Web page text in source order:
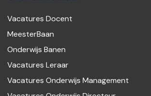
Vacatures Docent
MeesterBaan
Onderwijs Banen
Vacatures Leraar
Vacatures Onderwijs Management